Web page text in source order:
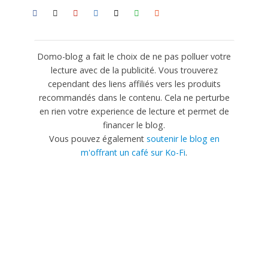
Domo-blog a fait le choix de ne pas polluer votre
lecture avec de la publicité. Vous trouverez
cependant des liens affiliés vers les produits
recommandés dans le contenu. Cela ne perturbe
en rien votre experience de lecture et permet de
financer le blog.
Vous pouvez également soutenir le blog en
m'offrant un café sur Ko-Fi.